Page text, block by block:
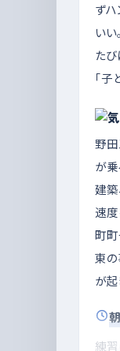
ず
い
た
「
野
が
建築
速
町
東
が
練